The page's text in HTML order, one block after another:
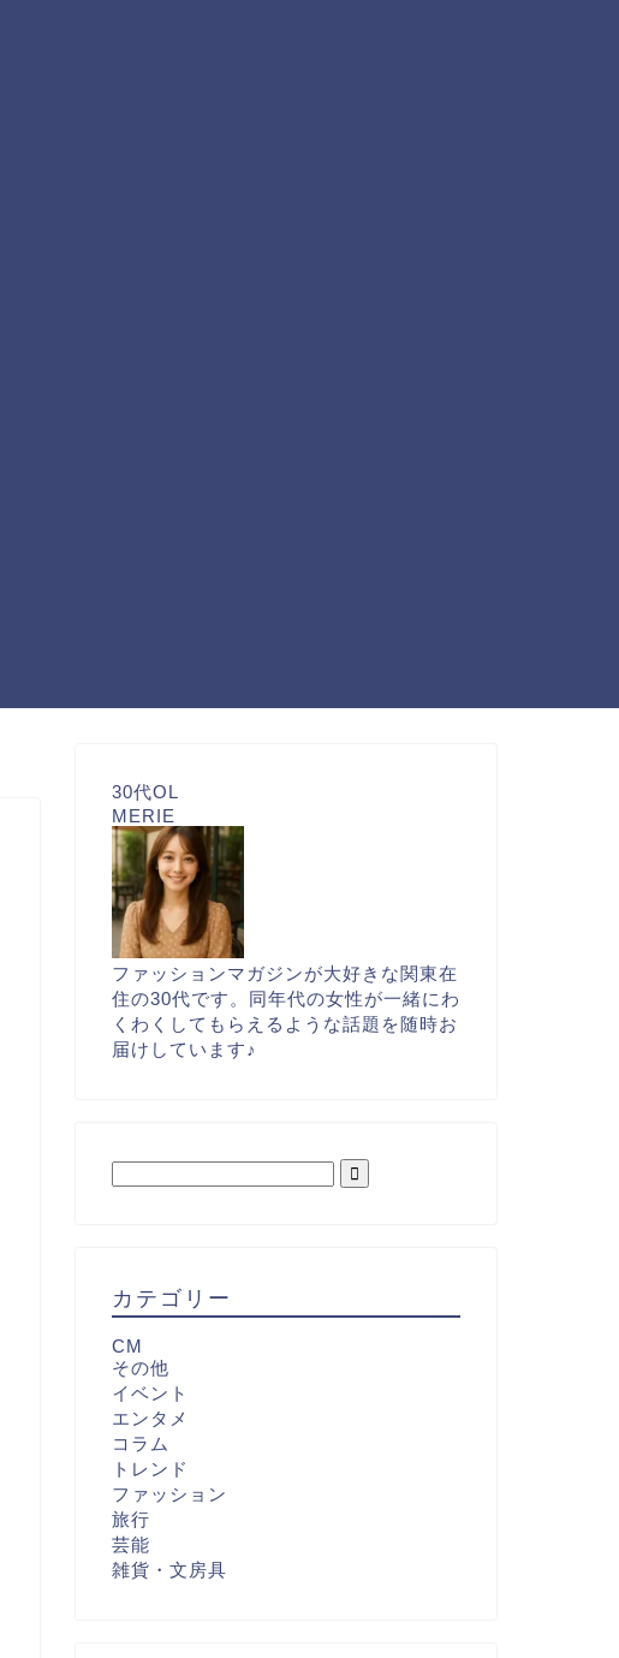
30代OL
MERIE
ファッションマガジンが大好きな関東在
住の30代です。同年代の女性が一緒にわ
くわくしてもらえるような話題を随時お
届けしています♪
カテゴリー
CM
その他
イベント
エンタメ
コラム
トレンド
ファッション
旅行
芸能
雑貨・文房具